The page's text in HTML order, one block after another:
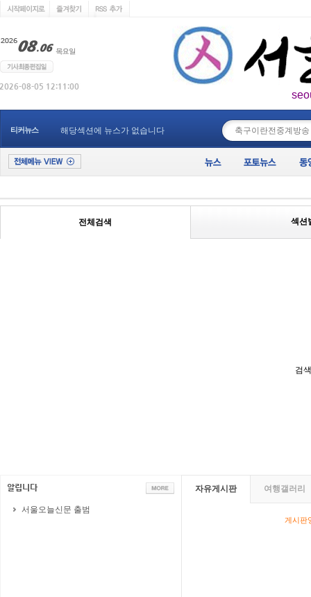
티커뉴스 해당섹션에 뉴스가 없습니다
전체검색 섹션
검
서울오늘신문 출범
자유게시판 여행갤러리
게시판